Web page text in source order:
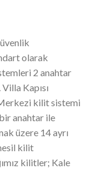
olarak
2 anahtar
Kapısı
kilit sistemi
anahtar ile
üzere 14 ayrı
kilit
kilitler; Kale